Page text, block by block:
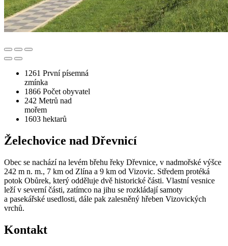
1261 První písemná
zmínka
1866 Počet obyvatel
242 Metrů nad
mořem
1603 hektarů
Želechovice nad Dřevnicí
Obec se nachází na levém břehu řeky Dřevnice, v nadmořské výšce
242 m n. m., 7 km od Zlína a 9 km od Vizovic. Středem protéká
potok Obůrek, který odděluje dvě historické části. Vlastní vesnice
leží v severní části, zatímco na jihu se rozkládají samoty
a pasekářské usedlosti, dále pak zalesněný hřeben Vizovických
vrchů.
Kontakt